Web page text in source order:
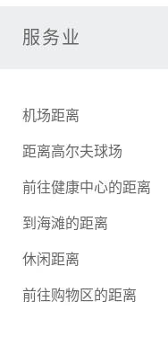
服务业
机场距离
距离高尔夫球场
前往健康中心的距离
到海滩的距离
休闲距离
前往购物区的距离